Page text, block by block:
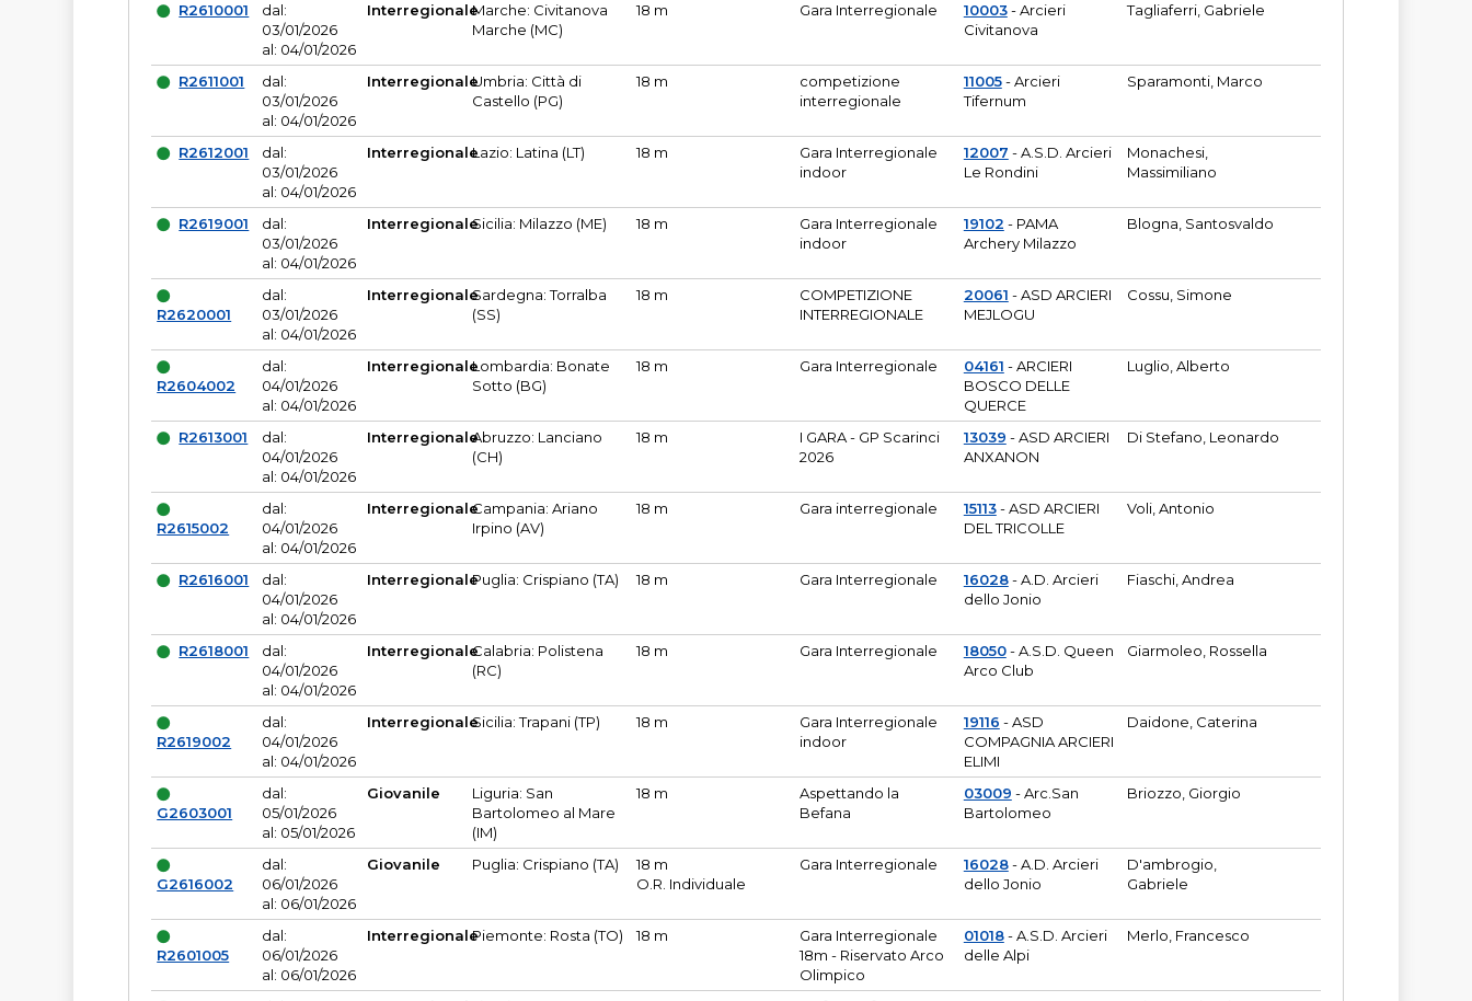
R2610001
dal:
03/01/2026
al: 04/01/2026
InterregionaleMarche: Civitanova
Marche (MC)
18 m Gara Interregionale 10003- Arcieri
Civitanova
Tagliaferri, Gabriele
R2611001
dal:
03/01/2026
al: 04/01/2026
InterregionaleUmbria: Città di
Castello (PG)
18 m
competizione
interregionale
11005- Arcieri
Tifernum
Sparamonti, Marco
R2612001
dal:
03/01/2026
al: 04/01/2026
InterregionaleLazio: Latina (LT) 18 m
Gara Interregionale
indoor
12007 - A.S.D. Arcieri
Le Rondini
Monachesi,
Massimiliano
R2619001
dal:
03/01/2026
al: 04/01/2026
InterregionaleSicilia: Milazzo (ME) 18 m
Gara Interregionale
indoor
19102 - PAMA
Archery Milazzo
Blogna, Santosvaldo
R2620001
dal:
03/01/2026
al: 04/01/2026
InterregionaleSardegna: Torralba
(SS)
18 m
COMPETIZIONE
INTERREGIONALE
20061 - ASD ARCIERI
MEJLOGU
Cossu, Simone
R2604002
dal:
04/01/2026
al: 04/01/2026
InterregionaleLombardia: Bonate
Sotto (BG)
18 m Gara Interregionale 04161 - ARCIERI
BOSCO DELLE
QUERCE
Luglio, Alberto
R2613001
dal:
04/01/2026
al: 04/01/2026
InterregionaleAbruzzo: Lanciano
(CH)
18 m
I GARA - GP Scarinci
2026
13039 - ASD ARCIERI
ANXANON
Di Stefano, Leonardo
R2615002
dal:
04/01/2026
al: 04/01/2026
InterregionaleCampania: Ariano
Irpino (AV)
18 m Gara interregionale 15113- ASD ARCIERI
DEL TRICOLLE
Voli, Antonio
R2616001
dal:
04/01/2026
al: 04/01/2026
InterregionalePuglia: Crispiano (TA) 18 m Gara Interregionale 16028- A.D. Arcieri
dello Jonio
Fiaschi, Andrea
R2618001
dal:
04/01/2026
al: 04/01/2026
InterregionaleCalabria: Polistena
(RC)
18 m Gara Interregionale 18050- A.S.D. Queen
Arco Club
Giarmoleo, Rossella
R2619002
dal:
04/01/2026
al: 04/01/2026
InterregionaleSicilia: Trapani (TP) 18 m
Gara Interregionale
indoor
19116 - ASD
COMPAGNIA ARCIERI
ELIMI
Daidone, Caterina
G2603001
dal:
05/01/2026
al: 05/01/2026
Giovanile
Liguria: San
Bartolomeo al Mare
(IM)
18 m
Aspettando la
Befana
03009 - Arc.San
Bartolomeo
Briozzo, Giorgio
G2616002
dal:
06/01/2026
al: 06/01/2026
Giovanile Puglia: Crispiano (TA)
18 m
O.R. Individuale
Gara Interregionale 16028- A.D. Arcieri
dello Jonio
D'ambrogio,
Gabriele
R2601005
dal:
06/01/2026
al: 06/01/2026
InterregionalePiemonte: Rosta (TO) 18 m
Gara Interregionale
18m - Riservato Arco
Olimpico
01018- A.S.D. Arcieri
delle Alpi
Merlo, Francesco